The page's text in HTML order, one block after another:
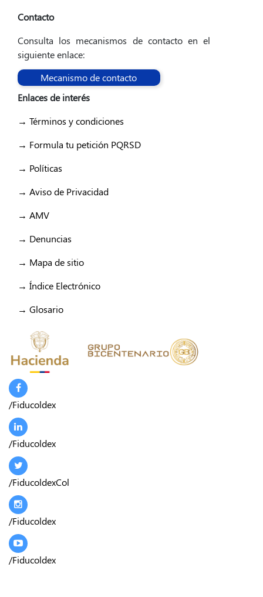
Contacto
Consulta los mecanismos de contacto en el
siguiente enlace:
Mecanismo de contacto
Enlaces de interés
→ Términos y condiciones
→ Formula tu petición PQRSD
→ Políticas
→ Aviso de Privacidad
→ AMV
→ Denuncias
→ Mapa de sitio
→ Índice Electrónico
→ Glosario
/Fiducoldex
/Fiducoldex
/FiducoldexCol
/Fiducoldex
/Fiducoldex